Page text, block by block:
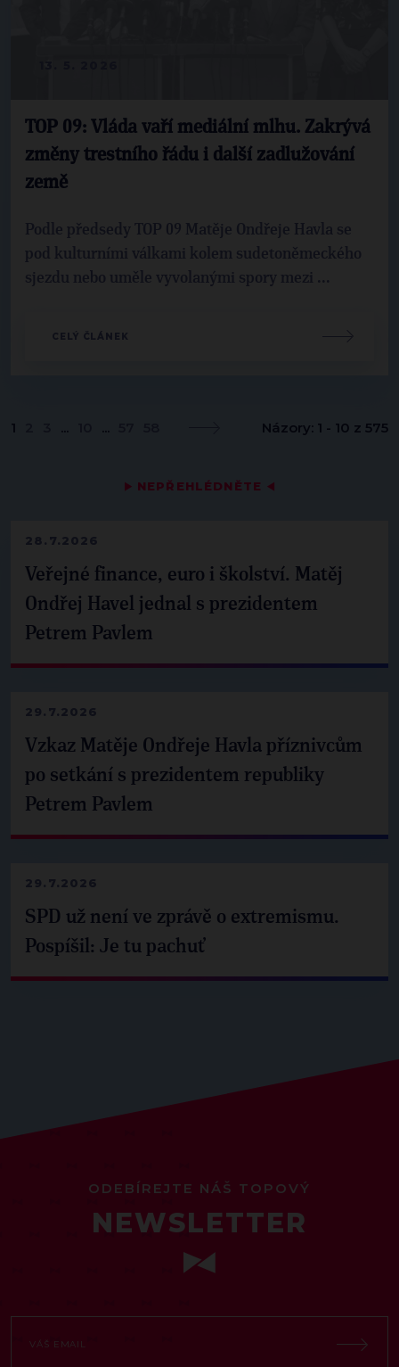
▶ NEPŘEHLÉDNĚTE ◀
28.7.2026
Veřejné finance, euro i školství. Matěj
Ondřej Havel jednal s prezidentem
Petrem Pavlem
29.7.2026
Vzkaz Matěje Ondřeje Havla příznivcům
po setkání s prezidentem republiky
Petrem Pavlem
29.7.2026
SPD už není ve zprávě o extremismu.
Pospíšil: Je tu pachuť
TOP 09: Vláda vaří mediální mlhu. Zakrývá
změny trestního řádu i další zadlužování
země
Podle předsedy TOP 09 Matěje Ondřeje Havla se
pod kulturními válkami kolem sudetoněmeckého
sjezdu nebo uměle vyvolanými spory mezi ...
CELÝ ČLÁNEK
1 ... ... Názory: 1 - 10 z 575
ODEBÍREJTE NÁŠ TOPOVÝ
NEWSLETTER